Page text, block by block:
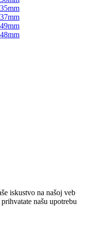
iskustvo na našoj veb
našu upotrebu